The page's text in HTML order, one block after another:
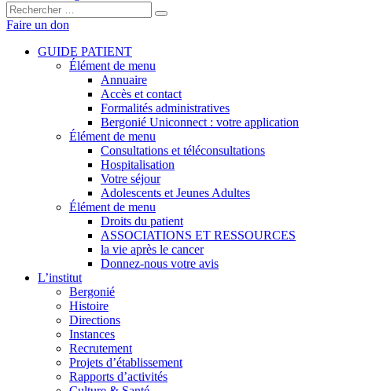
Rechercher :
Faire un don
GUIDE PATIENT
Élément de menu
Annuaire
Accès et contact
Formalités administratives
Bergonié Uniconnect : votre application
Élément de menu
Consultations et téléconsultations
Hospitalisation
Votre séjour
Adolescents et Jeunes Adultes
Élément de menu
Droits du patient
ASSOCIATIONS ET RESSOURCES
la vie après le cancer
Donnez-nous votre avis
L’institut
Bergonié
Histoire
Directions
Instances
Recrutement
Projets d’établissement
Rapports d’activités